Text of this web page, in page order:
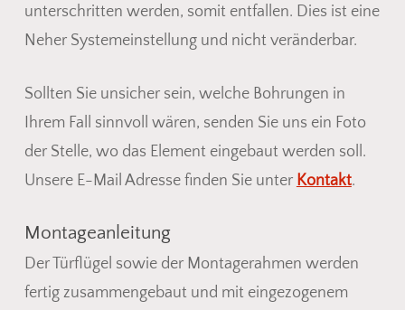
unterschritten werden, somit entfallen. Dies ist eine
Neher Systemeinstellung und nicht veränderbar.
Sollten Sie unsicher sein, welche Bohrungen in
Ihrem Fall sinnvoll wären, senden Sie uns ein Foto
der Stelle, wo das Element eingebaut werden soll.
Unsere E-Mail Adresse finden Sie unter Kontakt.
Montageanleitung
Der Türflügel sowie der Montagerahmen werden
fertig zusammengebaut und mit eingezogenem